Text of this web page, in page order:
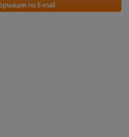
по E-mail